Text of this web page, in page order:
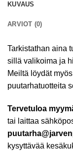
KUVAUS
ARVIOT (0)
Tarkistathan aina
sillä valikoima ja
Meiltä löydät
puutarhatuotteita
Tervetuloa
tai laittaa
kysyttävää